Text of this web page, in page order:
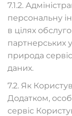
7.1.2.
персональну
в цілях
партнерських
природа
даних.
7.2. Як
Додатком,
сервіс